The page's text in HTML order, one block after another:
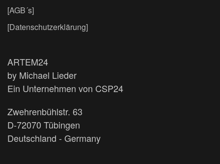
[AGB´s]
[Datenschutzerklärung]
ARTEM24
by Michael Lieder
Ein Unternehmen von CSP24
Zwehrenbühlstr. 63
D-72070 Tübingen
Deutschland - Germany